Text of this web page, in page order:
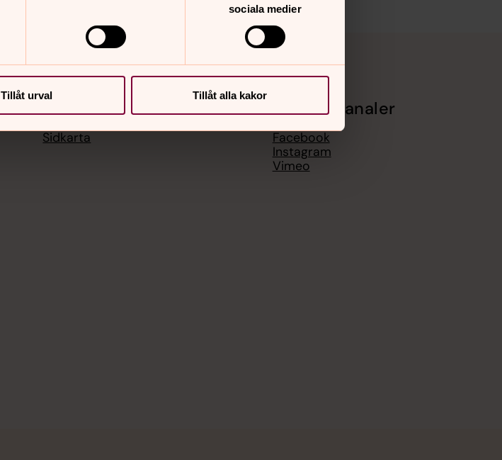
sociala medier
Tillåt urval Tillåt alla kakor
Hitta snabbt
Sidkarta
Sociala kanaler
Facebook
Instagram
Vimeo